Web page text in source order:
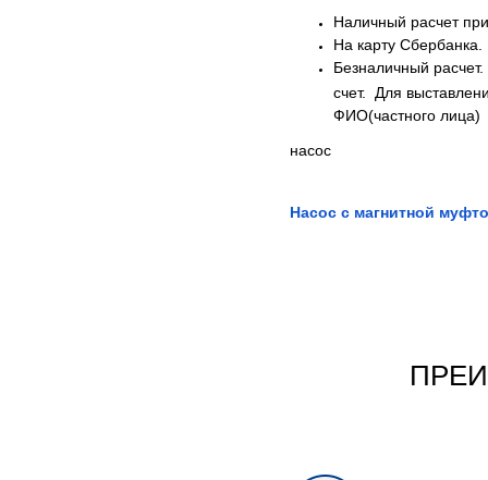
Наличный расчет
На карту Сбербанка.
Безналичный
счет. Для
ФИО(частного
насос
Насос с магнитной